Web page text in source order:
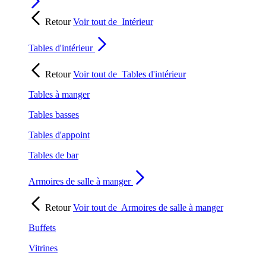
RetourVoir tout de Intérieur
Tables d'intérieur
RetourVoir tout de Tables d'intérieur
Tables à manger
Tables basses
Tables d'appoint
Tables de bar
Armoires de salle à manger
RetourVoir tout de Armoires de salle à manger
Buffets
Vitrines